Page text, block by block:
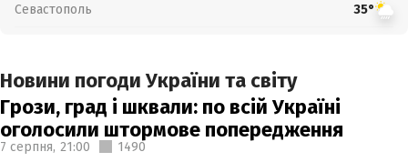
Севастополь 35°
Новини погоди України та світу
Грози, град і шквали: по всій Україні
оголосили штормове попередження
7 серпня, 21:00 1490